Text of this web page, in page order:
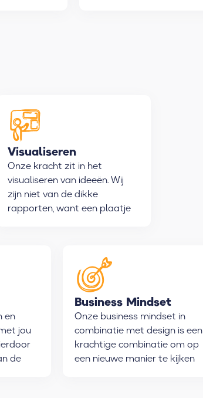
Visualiseren
Onze kracht zit in het
visualiseren van ideeën. Wij
zijn niet van de dikke
rapporten, want een plaatje
en
jou
de
Business Mindset
Onze business mindset in
combinatie met design is een
krachtige combinatie om op
een nieuwe manier te kijken